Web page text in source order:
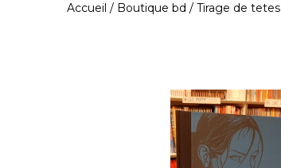
Accueil Boutique bd Tirage de tetes